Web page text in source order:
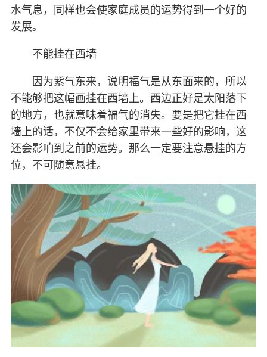
水气息，同样也会使家庭成员的运势得到一个好的
发展。
不能挂在西墙
因为紫气东来，说明福气是从东面来的，所以
不能够把这幅画挂在西墙上。西边正好是太阳落下
的地方，也就意味着福气的消失。要是把它挂在西
墙上的话，不仅不会给家里带来一些好的影响，这
还会影响到之前的运势。那么一定要注意悬挂的方
位，不可随意悬挂。